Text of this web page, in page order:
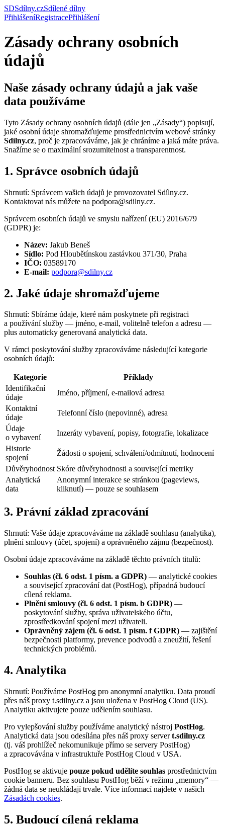
SDSdílny.czSdílené dílny
PřihlášeníRegistracePřihlášení
Zásady ochrany osobních
údajů
Naše zásady ochrany údajů a jak vaše
data používáme
Tyto Zásady ochrany osobních údajů (dále jen „Zásady“) popisují,
jaké osobní údaje shromažďujeme prostřednictvím webové stránky
Sdílny.cz, proč je zpracováváme, jak je chráníme a jaká máte práva.
Snažíme se o maximální srozumitelnost a transparentnost.
1. Správce osobních údajů
Shrnutí: Správcem vašich údajů je provozovatel Sdílny.cz.
Kontaktovat nás můžete na podpora@sdilny.cz.
Správcem osobních údajů ve smyslu nařízení (EU) 2016/679
(GDPR) je:
Název: Jakub Beneš
Sídlo: Pod Hloubětínskou zastávkou 371/30, Praha
IČO: 03589170
E-mail: podpora@sdilny.cz
2. Jaké údaje shromažďujeme
Shrnutí: Sbíráme údaje, které nám poskytnete při registraci
a používání služby — jméno, e-mail, volitelně telefon a adresu —
plus automaticky generovaná analytická data.
V rámci poskytování služby zpracováváme následující kategorie
osobních údajů:
Kategorie
Příklady
Identifikační
údaje
Jméno, příjmení, e-mailová adresa
Kontaktní
údaje
Telefonní číslo (nepovinné), adresa
Údaje
o vybavení
Inzeráty vybavení, popisy, fotografie, lokalizace
Historie
spojení
Žádosti o spojení, schválení/odmítnutí, hodnocení
Důvěryhodnost Skóre důvěryhodnosti a související metriky
Analytická
data
Anonymní interakce se stránkou (pageviews,
kliknutí) — pouze se souhlasem
3. Právní základ zpracování
Shrnutí: Vaše údaje zpracováváme na základě souhlasu (analytika),
plnění smlouvy (účet, spojení) a oprávněného zájmu (bezpečnost).
Osobní údaje zpracováváme na základě těchto právních titulů:
Souhlas (čl. 6 odst. 1 písm. a GDPR) — analytické cookies
a související zpracování dat (PostHog), případná budoucí
cílená reklama.
Plnění smlouvy (čl. 6 odst. 1 písm. b GDPR) —
poskytování služby, správa uživatelského účtu,
zprostředkování spojení mezi uživateli.
Oprávněný zájem (čl. 6 odst. 1 písm. f GDPR) — zajištění
bezpečnosti platformy, prevence podvodů a zneužití, řešení
technických problémů.
4. Analytika
Shrnutí: Používáme PostHog pro anonymní analytiku. Data proudí
přes náš proxy t.sdilny.cz a jsou uložena v PostHog Cloud (US).
Analytiku aktivujete pouze udělením souhlasu.
Pro vylepšování služby používáme analytický nástroj PostHog.
Analytická data jsou odesílána přes náš proxy server t.sdilny.cz
(tj. váš prohlížeč nekomunikuje přímo se servery PostHog)
a zpracovávána v infrastruktuře PostHog Cloud v USA.
PostHog se aktivuje pouze pokud udělíte souhlas prostřednictvím
cookie banneru. Bez souhlasu PostHog běží v režimu „memory“ —
žádná data se neukládají trvale. Více informací najdete v našich
Zásadách cookies.
5. Budoucí cílená reklama